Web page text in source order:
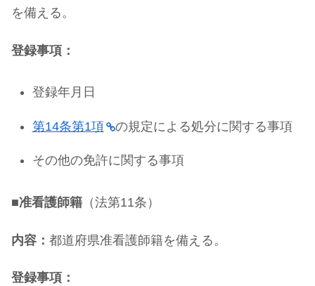
を備える。
登録事項：
登録年月日
第14条第1項 の規定による処分に関する事項
その他の免許に関する事項
■准看護師籍 （法第11条）
内容： 都道府県准看護師籍を備える。
登録事項：